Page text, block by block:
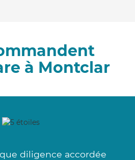
à Montclar
diligence accordée